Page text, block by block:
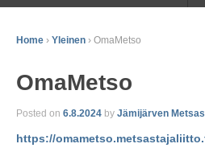
Home › Yleinen › OmaMetso
OmaMetso
Posted on 6.8.2024 by Jämijärven
https://